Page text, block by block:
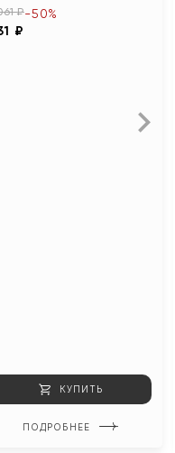
₽
₽
-50%
КУПИТЬ
ПОДРОБНЕЕ